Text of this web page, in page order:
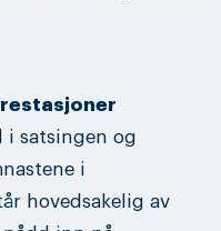
i satsingen og
i
hovedsakelig av